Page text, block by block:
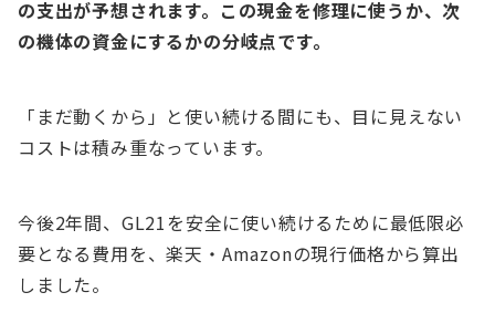
の支出が予想されます。この現金を修理に使うか、次
の機体の資金にするかの分岐点です。
「まだ動くから」と使い続ける間にも、目に見えない
コストは積み重なっています。
今後2年間、GL21を安全に使い続けるために最低限必
要となる費用を、楽天・Amazonの現行価格から算出
しました。